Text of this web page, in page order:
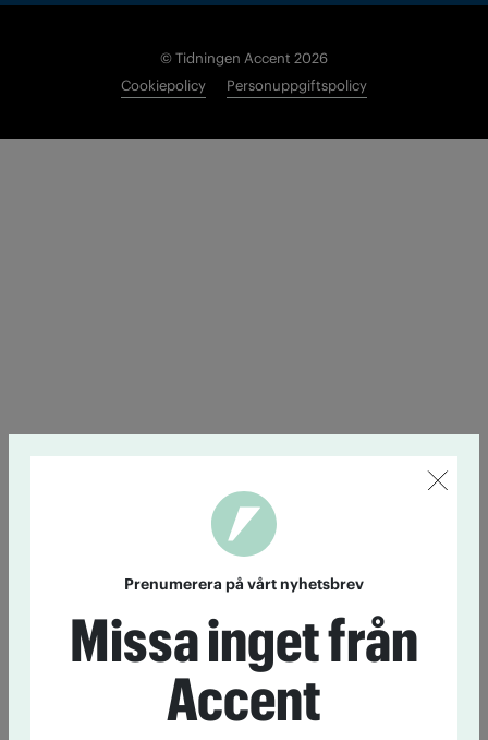
© Tidningen Accent 2026
Cookiepolicy
Personuppgiftspolicy
Prenumerera på vårt nyhetsbrev
Missa inget från
Accent